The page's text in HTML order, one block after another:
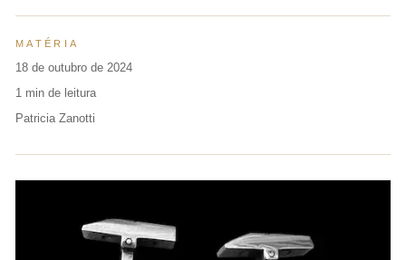
MATÉRIA
18 de outubro de 2024
1 min de leitura
Patricia Zanotti